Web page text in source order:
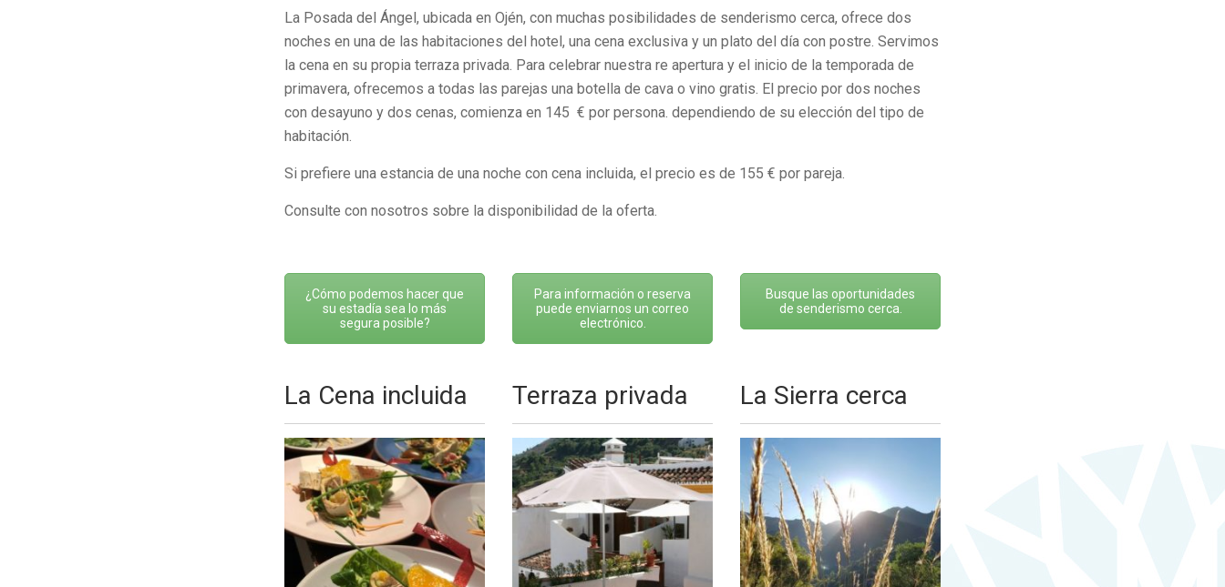
La Posada del Ángel, ubicada en Ojén, con muchas posibilidades de senderismo cerca, ofrece dos
noches en una de las habitaciones del hotel, una cena exclusiva y un plato del día con postre. Servimos
la cena en su propia terraza privada. Para celebrar nuestra re apertura y el inicio de la temporada de
primavera, ofrecemos a todas las parejas una botella de cava o vino gratis. El precio por dos noches
con desayuno y dos cenas, comienza en 145 € por persona. dependiendo de su elección del tipo de
habitación.
Si prefiere una estancia de una noche con cena incluida, el precio es de 155 € por pareja.
Consulte con nosotros sobre la disponibilidad de la oferta.
¿Cómo podemos hacer que
su estadía sea lo más
segura posible?
Para información o reserva
puede enviarnos un correo
electrónico.
Busque las oportunidades
de senderismo cerca.
La Cena incluida Terraza privada La Sierra cerca